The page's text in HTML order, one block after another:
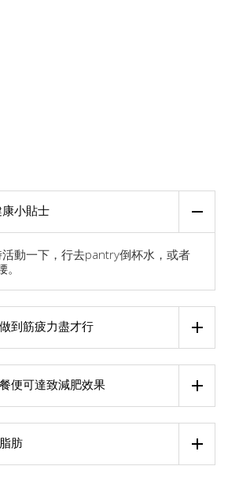
小貼士
動一下，行去pantry倒杯水，或者
到筋疲力盡才行
便可達致減肥效果
肪